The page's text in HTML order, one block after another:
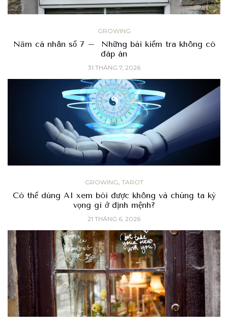
GROWING
Năm cá nhân số 7 – Những bài kiểm tra không có
đáp án
31 THÁNG 7, 2026
GROWING, TAROT
Có thể dùng AI xem bói được không và chúng ta kỳ
vọng gì ở định mệnh?
21 THÁNG 6, 2026